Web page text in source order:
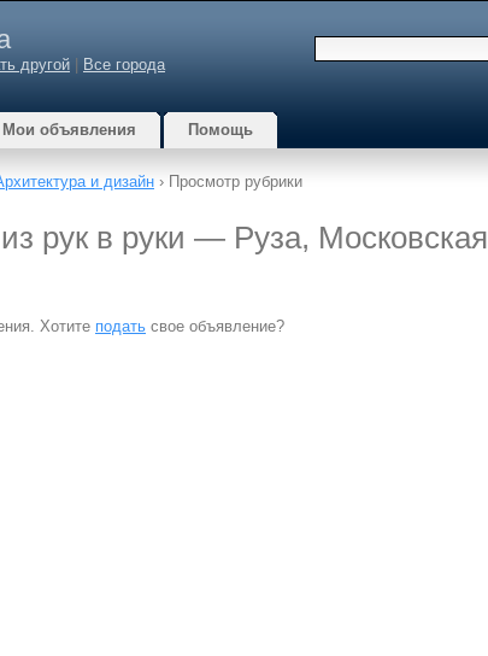
другой Все города
Мои объявления Помощь
и дизайн › Просмотр рубрики
рук в руки — Руза, Московская
Хотите подать свое объявление?